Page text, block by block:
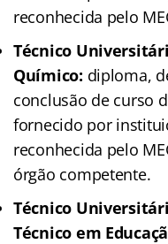
reconhecida pelo
Técnico
Químico: diploma,
conclusão de curso
fornecido por
reconhecida pelo
órgão competente.
Técnico
Técnico em